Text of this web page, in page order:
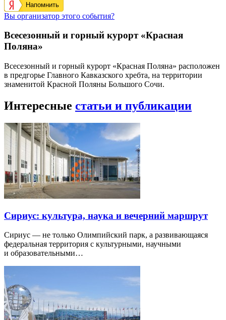
Напомнить
Вы организатор этого события?
Всесезонный и горный курорт «Красная
Поляна»
Всесезонный и горный курорт «Красная Поляна» расположен
в предгорье Главного Кавказского хребта, на территории
знаменитой Красной Поляны Большого Сочи.
Интересные статьи и публикации
Сириус: культура, наука и вечерний маршрут
Сириус — не только Олимпийский парк, а развивающаяся
федеральная территория с культурными, научными
и образовательными…